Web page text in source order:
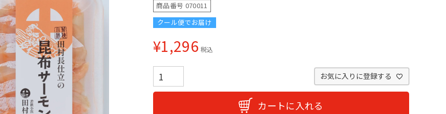
商品番号 070011
クール便でお届け
¥1,296 税込
お気に入りに登録する
カートに入れる